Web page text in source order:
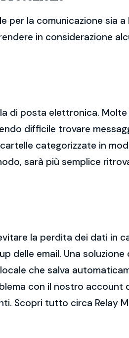
per la comunicazione sia a
in considerazione
di posta elettronica.
difficile trovare
categorizzate in
sarà più semplice
la perdita dei dati in
delle email. Una soluzione
che salva
con il nostro account
Scopri tutto circa Relay